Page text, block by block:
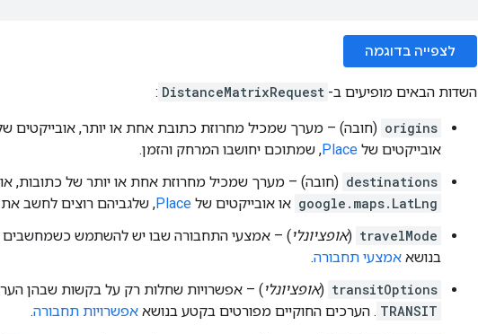
לצפייה בדוגמה
השדות הבאים מופיעים ב- DistanceMatrixRequest
:
origins (חובה) – מערך שמכיל מחרוזת כתובת אחת או יותר, אובייקטים
אובייקטים של Place, שמתוכם יחושבו המרחק והזמן.
destinations (חובה) – מערך שמכיל מחרוזת אחת או יותר של כתובות,
google.maps.LatLng או אובייקטים של Place, שלגביהם רוצים לחשב
travelMode
(אופציונלי) – אמצעי התחבורה שבו יש להשתמש כשמחשבים
בנושא אמצעי תחבורה.
transitOptions
(אופציונלי) – אפשרויות שחלות רק על בקשות שבהן
TRANSIT . הערכים החוקיים מפורטים בקטע בנושא אפשרויות תחבורה.